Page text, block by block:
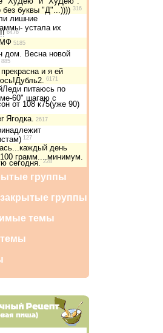
без буквы "Д"...)))) 316
лишние
устала их
6476
5185
дом. Весна новой
885
и я ей
6171
питаюсь по
60" шагаю с
от 108 к75(уже 90)
Ягодка. 2617
127
день
грамм....минимум.
сегодня. 228
группы
группы
темы